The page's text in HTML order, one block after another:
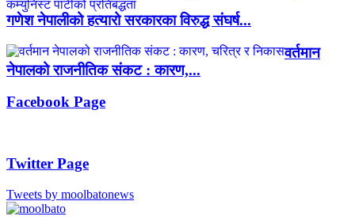
गणेश नेपालीको हत्यारो सरकारका विरुद्ध संघर्ष...
वर्तमान
नेपालको राजनीतिक संकट : कारण,...
Facebook Page
Twitter Page
Tweets by moolbatonews